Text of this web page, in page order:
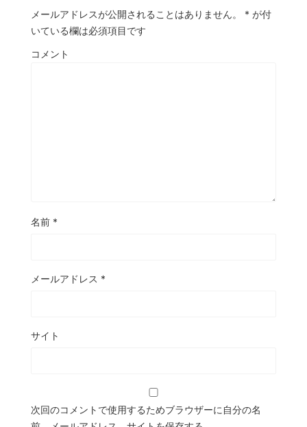
メールアドレスが公開されることはありません。 * が付
いている欄は必須項目です
コメント
名前 *
メールアドレス *
サイト
次回のコメントで使用するためブラウザーに自分の名